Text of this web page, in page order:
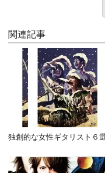
関連記事
独創的な女性ギタリスト６